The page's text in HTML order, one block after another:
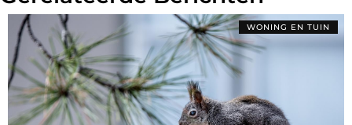
WONING EN TUIN